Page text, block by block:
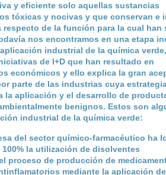
y eficiente solo aquellas sustancias
tóxicas y nocivas y que conservan e
respecto de la función para la cual han
nos encontramos en una etapa
industrial de la química
de I+D que han resultado en
económicos y ello explica la gran
parte de las industrias cuya
la aplicación y el desarrollo de
benignos. Estos son
industrial de la química verde:
del sector químico-farmacéutico ha
la utilización de disolventes
proceso de producción de
mediante la aplicación